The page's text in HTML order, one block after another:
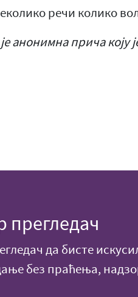
речи колико
анонимна прича коју
прегледач
да бисте
без праћења,